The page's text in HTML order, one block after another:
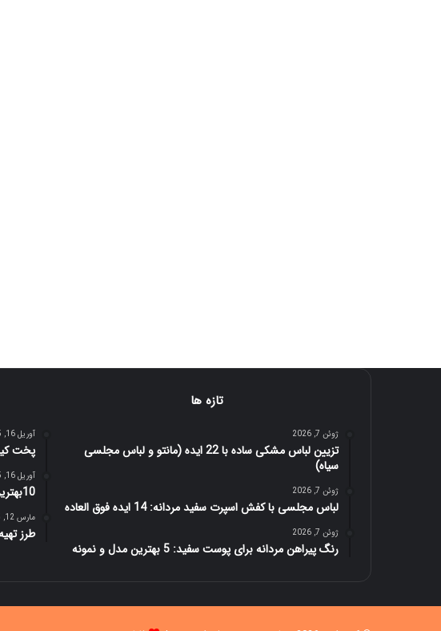
تازه ها
ژوئن 7, 2026
تزیین لباس مشکی ساده با 22 ایده (مانتو و لباس مجلسی
سیاه)
ژوئن 7, 2026
لباس مجلسی با کفش اسپرت سفید مردانه: 14 ایده فوق العاده
ژوئن 7, 2026
رنگ پیراهن مردانه برای پوست سفید: 5 بهترین مدل و نمونه
آوریل 16, 2025
پخت
آوریل 16, 2025
10بهترین مدل مو کوتاه دخترانه تا گردن کره ای+ عکس
مارس 12, 2025
طرز